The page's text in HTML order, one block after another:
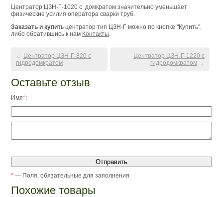
Центратор ЦЗН-Г-1020 с домкратом значительно уменьшает
физические усилия оператора сварки труб.
Заказать и купить центратор тип ЦЗН-Г можно по кнопке "Купить",
либо обратившись к нам Контакты.
← Центратор ЦЗН-Г-820 с
гидродомкратом
Центратор ЦЗН-Г-1220 с
гидродомкратом →
Оставьте отзыв
Имя*:
* — Поля, обязательные для заполнения
Похожие товары